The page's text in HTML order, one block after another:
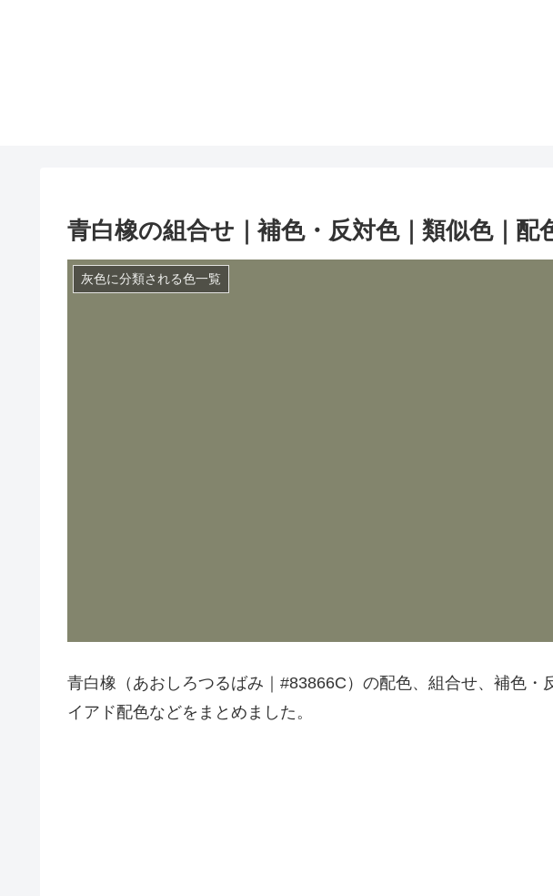
青白橡の組合せ｜補色・反対色｜類似色｜配
灰色に分類される色一覧
青白橡（あおしろつるばみ｜#83866C）の配色、組合せ、補色・
イアド配色などをまとめました。